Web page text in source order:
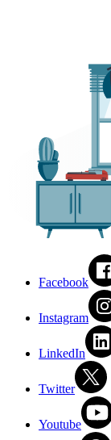
Facebook
Instagram
LinkedIn
Twitter
Youtube